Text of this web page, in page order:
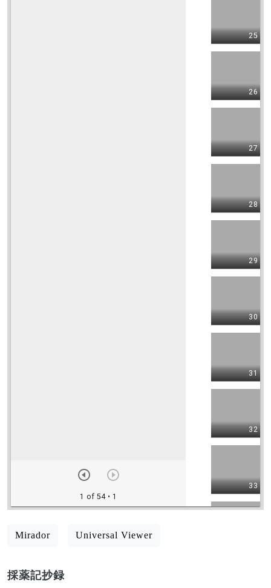
Mirador Universal Viewer
採薬記抄録